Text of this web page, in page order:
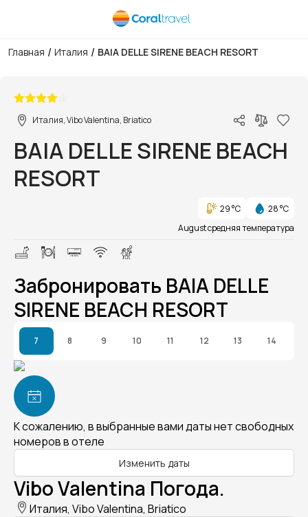
Главная / Италия / BAIA DELLE SIRENE BEACH RESORT
Италия, Vibo Valentina, Briatico
BAIA DELLE SIRENE BEACH
RESORT
29 °C
28 °C
August средняя температура
Забронировать BAIA DELLE
SIRENE BEACH RESORT
7 8 9 10 11 12 13 14
К сожалению, в выбранные вами даты нет свободных
номеров в отеле
Изменить даты
Vibo Valentina Погода.
Италия, Vibo Valentina, Briatico